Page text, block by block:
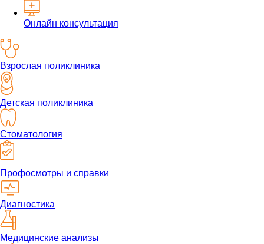
Онлайн консультация
Взрослая поликлиника
Детская поликлиника
Стоматология
Профосмотры и справки
Диагностика
Медицинские анализы